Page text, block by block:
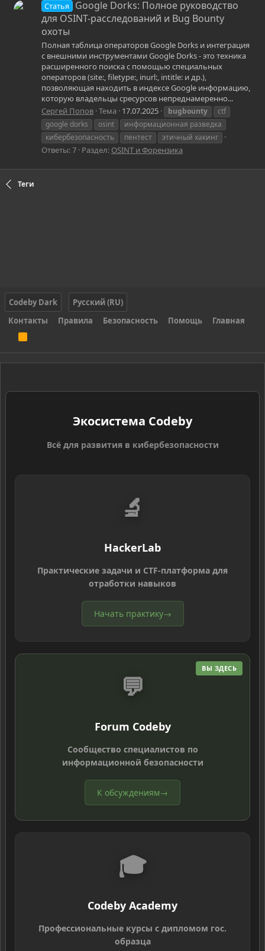
Статья
Google Dorks: Полное руководство
для OSINT-расследований и Bug Bounty
охоты
Полная таблица операторов Google Dorks и интеграция
с внешними инструментами Google Dorks - это техника
расширенного поиска с помощью специальных
операторов (site:, filetype:, inurl:, intitle: и др.),
позволяющая находить в индексе Google информацию,
которую владельцы сресурсов непреднамеренно...
Сергей Попов Тема 17.07.2025 bugbounty
ctf
google dorks
osint
информационная разведка
кибербезопасность
пентест этичный хакинг
Ответы: 7 Раздел: OSINT и Форензика
Теги
Codeby Dark
Русский (RU)
Контакты
Правила Безопасность Помощь Главная
S
Экосистема Codeby
Всё для развития в кибербезопасности
🔬
HackerLab
Практические задачи и CTF-платформа для
отработки навыков
Начать практику→
ВЫ ЗДЕСЬ
💬
Forum Codeby
Сообщество специалистов по
информационной безопасности
К обсуждениям→
🎓
Codeby Academy
Профессиональные курсы с дипломом гос.
образца